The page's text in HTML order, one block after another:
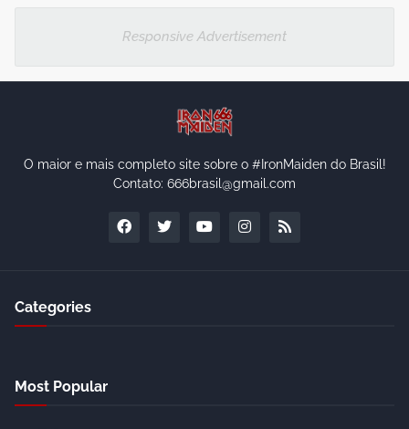
Responsive Advertisement
O maior e mais completo site sobre o #IronMaiden do Brasil!
Contato: 666brasil@gmail.com
Categories
Most Popular